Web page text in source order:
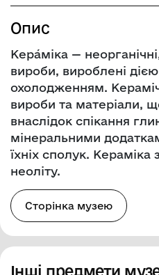
Опис
Кера́міка —
вироби, вироблені
охолодженням.
вироби та матеріали,
внаслідок спікання
мінеральними
їхніх сполук. Кераміка
неоліту.
Сторінка музею
Інші предмети